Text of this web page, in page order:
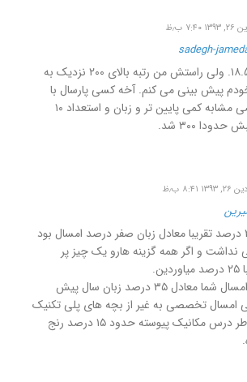
ب٫ظ
sadegh-
دانشگاه آزاد، ۱۸.۵. ولی راستش من رتبه بالای ۲۰۰ نزدیک به
خودم پیش بینی می کنم. آخه کسی پارسال با
درصد اختصاصی مشابه کمی پایین تر و زبان و استعداد ۱۰
۳۰۰ شد.
۸:۴۱ ب٫ظ
پارسال زبان ۲۵ درصد تقریبا معادل زبان صفر درصد امسال بود
نداشت و اگر همه گزینه هارو یک چیز پر
۱۰ درصد زبان امسال شما معادل ۳۵ درصد زبان سال پیش
تخصصی به غیر از بچه های پلی تکنیک
و شریف به خاطر درس مکانیک پیوسته حدود ۱۵ درصد رنج